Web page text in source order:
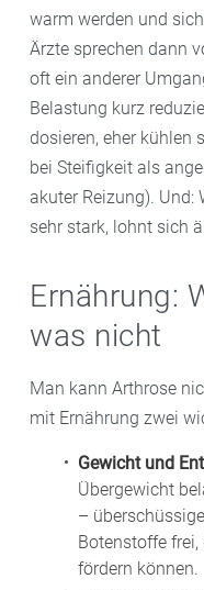
warm werden und
Ärzte sprechen dann
oft ein anderer
Belastung kurz
dosieren, eher kühlen
bei Steifigkeit als
akuter Reizung). Und:
sehr stark, lohnt sich
Ernährung:
was nicht
Man kann Arthrose
mit Ernährung zwei
Gewicht und
Übergewicht
–
Botenstoffe
fördern können.